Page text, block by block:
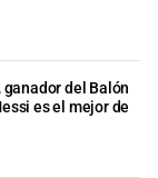
ganador del Balón
es el mejor de